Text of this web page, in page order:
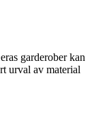
garderober kan
urval av material